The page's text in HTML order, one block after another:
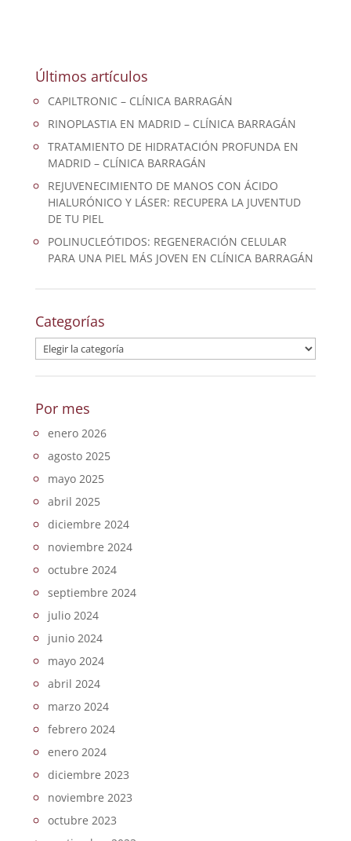
Últimos artículos
CAPILTRONIC – CLÍNICA BARRAGÁN
RINOPLASTIA EN MADRID – CLÍNICA BARRAGÁN
TRATAMIENTO DE HIDRATACIÓN PROFUNDA EN
MADRID – CLÍNICA BARRAGÁN
REJUVENECIMIENTO DE MANOS CON ÁCIDO
HIALURÓNICO Y LÁSER: RECUPERA LA JUVENTUD
DE TU PIEL
POLINUCLEÓTIDOS: REGENERACIÓN CELULAR
PARA UNA PIEL MÁS JOVEN EN CLÍNICA BARRAGÁN
Categorías
Categorías
Por mes
enero 2026
agosto 2025
mayo 2025
abril 2025
diciembre 2024
noviembre 2024
octubre 2024
septiembre 2024
julio 2024
junio 2024
mayo 2024
abril 2024
marzo 2024
febrero 2024
enero 2024
diciembre 2023
noviembre 2023
octubre 2023